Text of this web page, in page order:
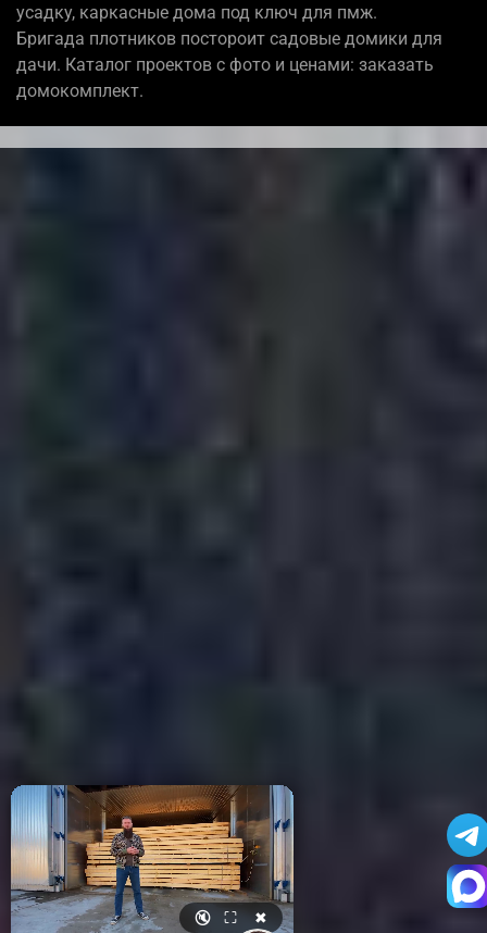
усадку, каркасные дома под ключ для пмж.
Бригада плотников постороит садовые домики для
дачи. Каталог проектов с фото и ценами: заказать
домокомплект.
🔇 ⛶ ✖